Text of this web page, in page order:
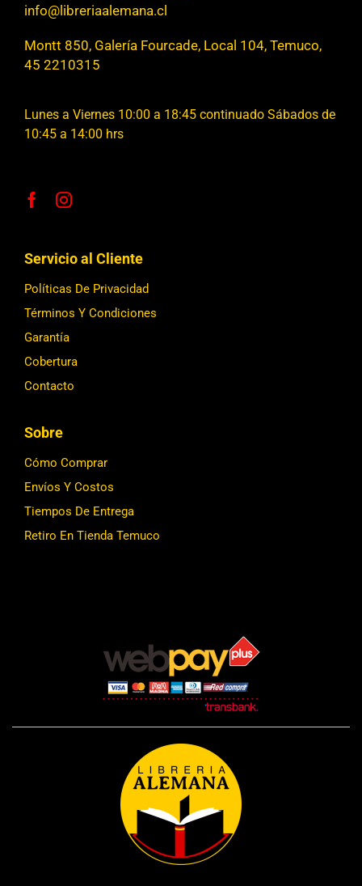
info@libreriaalemana.cl
Montt 850, Galería Fourcade, Local 104, Temuco,
45 2210315
Lunes a Viernes 10:00 a 18:45 continuado Sábados de
10:45 a 14:00 hrs
Servicio al Cliente
Políticas De Privacidad
Términos Y Condiciones
Garantía
Cobertura
Contacto
Sobre
Cómo Comprar
Envíos Y Costos
Tiempos De Entrega
Retiro En Tienda Temuco